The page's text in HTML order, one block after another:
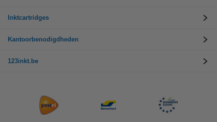
Inktcartridges
Kantoorbenodigdheden
123inkt.be